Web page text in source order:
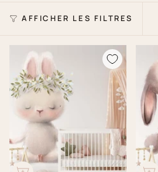
AFFICHER LES FILTRES